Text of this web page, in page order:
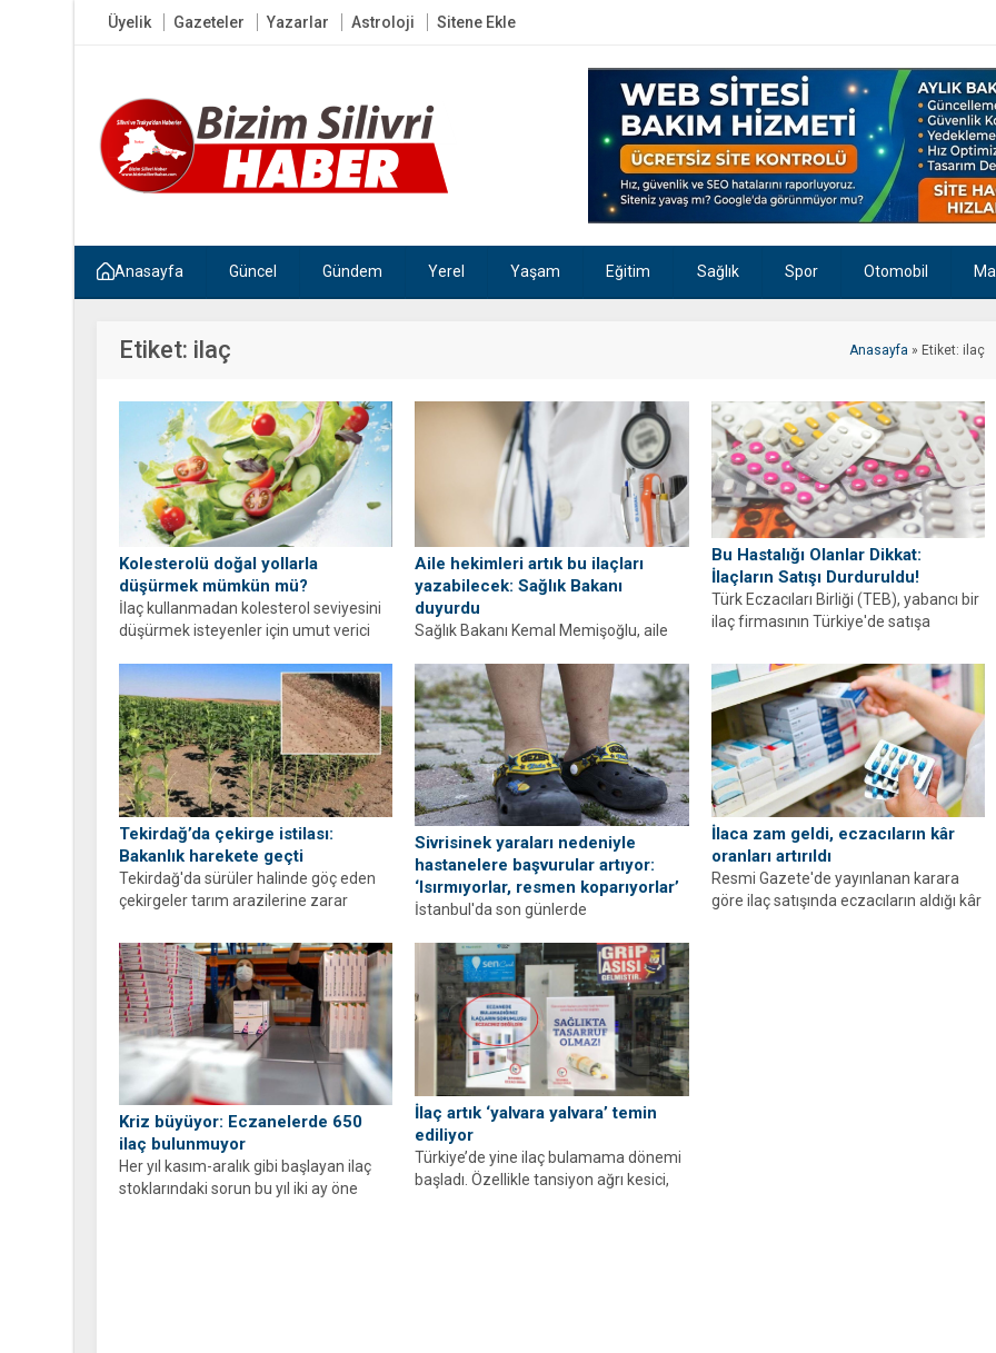
Üyelik Gazeteler Yazarlar Astroloji Sitene Ekle
Anasayfa Güncel Gündem Yerel Yaşam Eğitim Sağlık Spor Otomobil
Harry Potter’dan
önce de sihir
Etiket: ilaç Anasayfa » Etiket: ilaç
Kolesterolü doğal yollarla
düşürmek mümkün mü?
İlaç kullanmadan kolesterol seviyesini
düşürmek isteyenler için umut verici
yöntem...
Aile hekimleri artık bu ilaçları
yazabilecek: Sağlık Bakanı
duyurdu
Sağlık Bakanı Kemal Memişoğlu, aile
kolaylaştıracak yeni düzenlemeleri
duyurdu. Bu değişiklikle, aile...
Bu Hastalığı Olanlar Dikkat:
İlaçların Satışı Durduruldu!
Türk Eczacıları Birliği (TEB), yabancı bir
ilaç firmasının Türkiye'de satışa
sonlandırdığını...
Tekirdağ’da çekirge istilası:
Bakanlık harekete geçti
Tekirdağ'da sürüler halinde göç eden
çekirgeler tarım arazilerine zarar
çekirgeler...
Sivrisinek yaraları nedeniyle
hastanelere başvurular artıyor:
‘Isırmıyorlar, resmen koparıyorlar’
İstanbul'da son günlerde
şikayetiyle hastanelere başvurular
arttı. Prof. Dr. Zekayi...
İlaca zam geldi, eczacıların kâr
oranları artırıldı
Resmi Gazete'de yayınlanan karara
göre ilaç satışında eczacıların aldığı kâr
Kriz büyüyor: Eczanelerde 650
ilaç bulunmuyor
Her yıl kasım-aralık gibi başlayan ilaç
stoklarındaki sorun bu yıl iki ay öne
İlaç artık ‘yalvara yalvara’ temin
ediliyor
Türkiye’de yine ilaç bulamama dönemi
başladı. Özellikle tansiyon ağrı kesici,